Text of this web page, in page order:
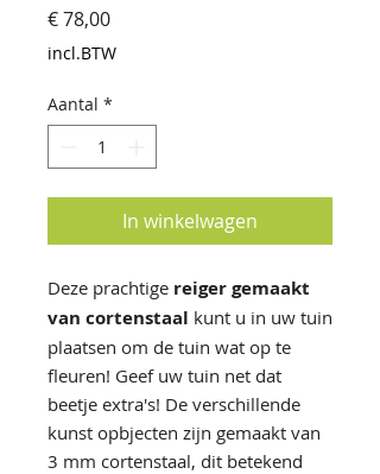
€ 78,00Prijs
incl.BTW
Aantal *
In winkelwagen
Deze prachtige reiger gemaakt
van cortenstaal kunt u in uw tuin
plaatsen om de tuin wat op te
fleuren! Geef uw tuin net dat
beetje extra's! De verschillende
kunst opbjecten zijn gemaakt van
3 mm cortenstaal, dit betekend